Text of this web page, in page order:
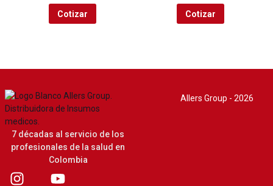
Cotizar Cotizar
7 décadas al servicio de los
profesionales de la salud en
Colombia
Allers Group - 2026